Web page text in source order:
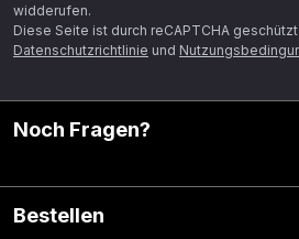
widderufen.
Diese Seite ist durch reCAPTCHA
Datenschutzrichtlinie und
Noch Fragen?
Bestellen